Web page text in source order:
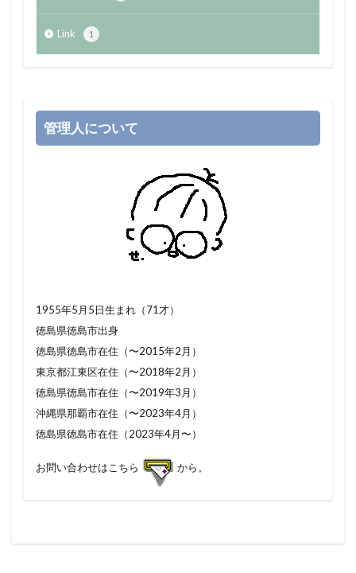
Link 1
管理人について
1955年5月5日生まれ（71才）
徳島県徳島市出身
徳島県徳島市在住（〜2015年2月）
東京都江東区在住（〜2018年2月）
徳島県徳島市在住（〜2019年3月）
沖縄県那覇市在住（〜2023年4月）
徳島県徳島市在住（2023年4月〜）
お問い合わせはこちら から。